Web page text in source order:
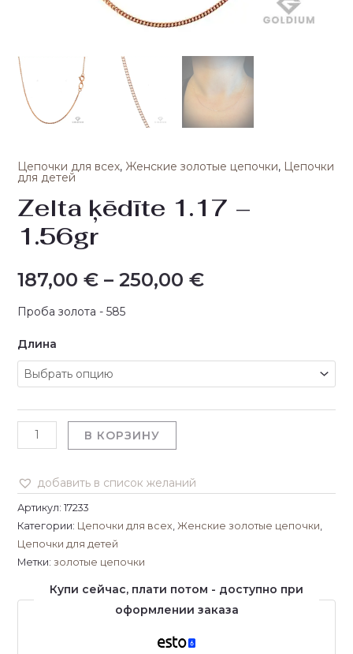
Цепочки для всех, Женские золотые цепочки, Цепочки
для детей
Zelta ķēdīte 1.17 –
1.56gr
187,00 €– 250,00 €
Проба золота - 585
Длина
В КОРЗИНУ
добавить в список желаний
Артикул: 17233
Категории: Цепочки для всех, Женские золотые цепочки,
Цепочки для детей
Метки: золотые цепочки
Купи сейчас, плати потом - доступно при
оформлении заказа